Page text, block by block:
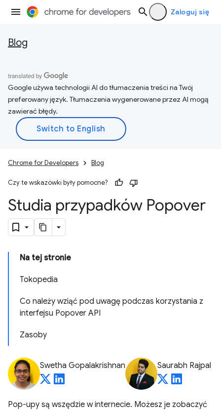
Zaloguj się
Blog
Google używa technologii AI do tłumaczenia treści na Twój
preferowany język. Tłumaczenia wygenerowane przez AI mogą
zawierać błędy.
Chrome for Developers Blog
Czy te wskazówki były pomocne?
Studia przypadków Popover
Na tej stronie
Tokopedia
Co należy wziąć pod uwagę podczas korzystania z
interfejsu Popover API
Zasoby
Swetha Gopalakrishnan Saurabh Rajpal
Pop-upy są wszędzie w internecie. Możesz je zobaczyć